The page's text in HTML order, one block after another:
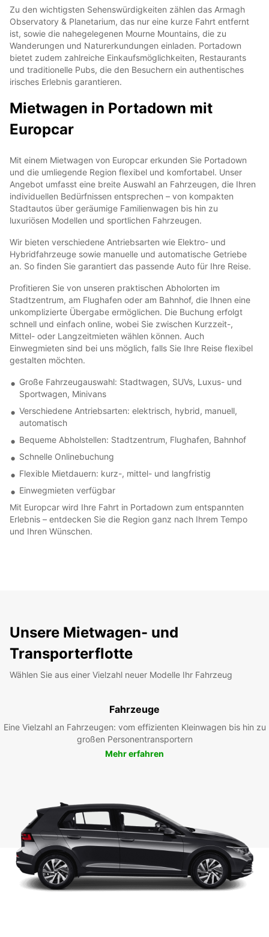
Zu den wichtigsten Sehenswürdigkeiten zählen das Armagh
Observatory & Planetarium, das nur eine kurze Fahrt entfernt
ist, sowie die nahegelegenen Mourne Mountains, die zu
Wanderungen und Naturerkundungen einladen. Portadown
bietet zudem zahlreiche Einkaufsmöglichkeiten, Restaurants
und traditionelle Pubs, die den Besuchern ein authentisches
irisches Erlebnis garantieren.
Mietwagen in Portadown mit
Europcar
Mit einem Mietwagen von Europcar erkunden Sie Portadown
und die umliegende Region flexibel und komfortabel. Unser
Angebot umfasst eine breite Auswahl an Fahrzeugen, die Ihren
individuellen Bedürfnissen entsprechen – von kompakten
Stadtautos über geräumige Familienwagen bis hin zu
luxuriösen Modellen und sportlichen Fahrzeugen.
Wir bieten verschiedene Antriebsarten wie Elektro- und
Hybridfahrzeuge sowie manuelle und automatische Getriebe
an. So finden Sie garantiert das passende Auto für Ihre Reise.
Profitieren Sie von unseren praktischen Abholorten im
Stadtzentrum, am Flughafen oder am Bahnhof, die Ihnen eine
unkomplizierte Übergabe ermöglichen. Die Buchung erfolgt
schnell und einfach online, wobei Sie zwischen Kurzzeit-,
Mittel- oder Langzeitmieten wählen können. Auch
Einwegmieten sind bei uns möglich, falls Sie Ihre Reise flexibel
gestalten möchten.
Große Fahrzeugauswahl: Stadtwagen, SUVs, Luxus- und
Sportwagen, Minivans
Verschiedene Antriebsarten: elektrisch, hybrid, manuell,
automatisch
Bequeme Abholstellen: Stadtzentrum, Flughafen, Bahnhof
Schnelle Onlinebuchung
Flexible Mietdauern: kurz-, mittel- und langfristig
Einwegmieten verfügbar
Mit Europcar wird Ihre Fahrt in Portadown zum entspannten
Erlebnis – entdecken Sie die Region ganz nach Ihrem Tempo
und Ihren Wünschen.
Unsere Mietwagen- und
Transporterflotte
Wählen Sie aus einer Vielzahl neuer Modelle Ihr Fahrzeug
Fahrzeuge
Eine Vielzahl an Fahrzeugen: vom effizienten Kleinwagen bis hin zu
großen Personentransportern
Mehr erfahren